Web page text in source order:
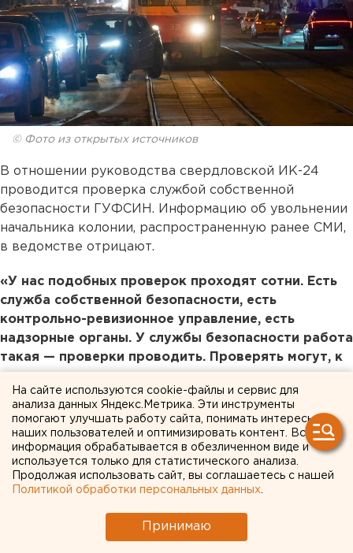
© Фото из открытых источников
В отношении руководства свердловской ИК-24
проводится проверка службой собственной
безопасности ГУФСИН. Информацию об увольнении
начальника колонии, распространенную ранее СМИ,
в ведомстве отрицают.
«У нас подобных проверок проходят сотни. Есть
служба собственной безопасности, есть
контрольно-ревизионное управление, есть
надзорные органы. У службы безопасности работа
такая — проверки проводить. Проверять могут, к
примеру, производство на территории колонии,
командировочные документы сотрудников», -
пояснил ЕАН пресс-секретарь ГУФСИН
Свердловской области Александр Левченко.
Собеседник подчеркнул, что в данном случае ни
следователи, ни прокуратура к проверке не
ИК-24 находится на севере Свердловской области в
На сайте используются cookie-файлы и сервис для
анализа данных Яндекс.Метрика. Эти инструменты
помогают улучшать работу сайта, понимать интересы
наших пользователей и оптимизировать контент. Вся
информация обрабатывается в обезличенном виде и
используется только для статистического анализа.
Продолжая использовать сайт, вы соглашаетесь с нашей
Политикой обработки персональных данных
Принимаю